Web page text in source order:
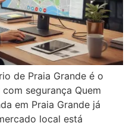
de Praia Grande é o
segurança Quem
em Praia Grande já
local está